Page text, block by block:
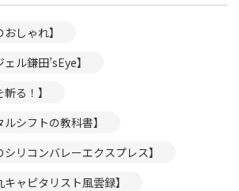
しゃれ】
ル鎌田’sEye】
る！】
シフトの教科書】
リコンバレーエクスプレス】
ャピタリスト風雲録】